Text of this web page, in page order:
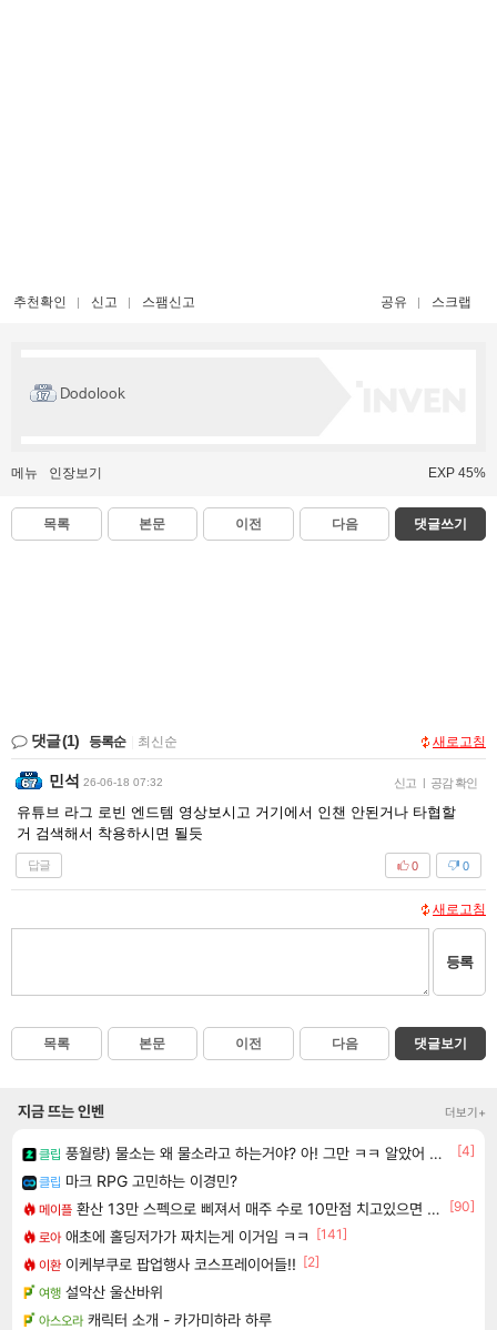
추천확인 신고 스팸신고 공유 스크랩
Dodolook
메뉴 인장보기 EXP 45%
목록 본문 이전 다음 댓글쓰기
댓글(1) 등록순 최신순 새로고침
민석 26-06-18 07:32 신고 | 공감 확인
유튜브 라그 로빈 엔드템 영상보시고 거기에서 인챈 안된거나 타협할
거 검색해서 착용하시면 될듯
답글 0
0
새로고침
등록
목록 본문 이전 다음 댓글보기
지금 뜨는 인벤 더보기+
클립 풍월량) 물소는 왜 물소라고 하는거야? 아! 그만 ㅋㅋ 알았어 ㅋㅋ
[4]
클립 마크 RPG 고민하는 이경민?
메이플 환산 13만 스펙으로 삐져서 매주 수로 10만점 치고있으면 ㅋㅋ
[90]
로아 애초에 홀딩저가가 짜치는게 이거임 ㅋㅋ
[141]
이환 이케부쿠로 팝업행사 코스프레이어들!! [2]
여행 설악산 울산바위
아스오라 캐릭터 소개 - 카가미하라 하루